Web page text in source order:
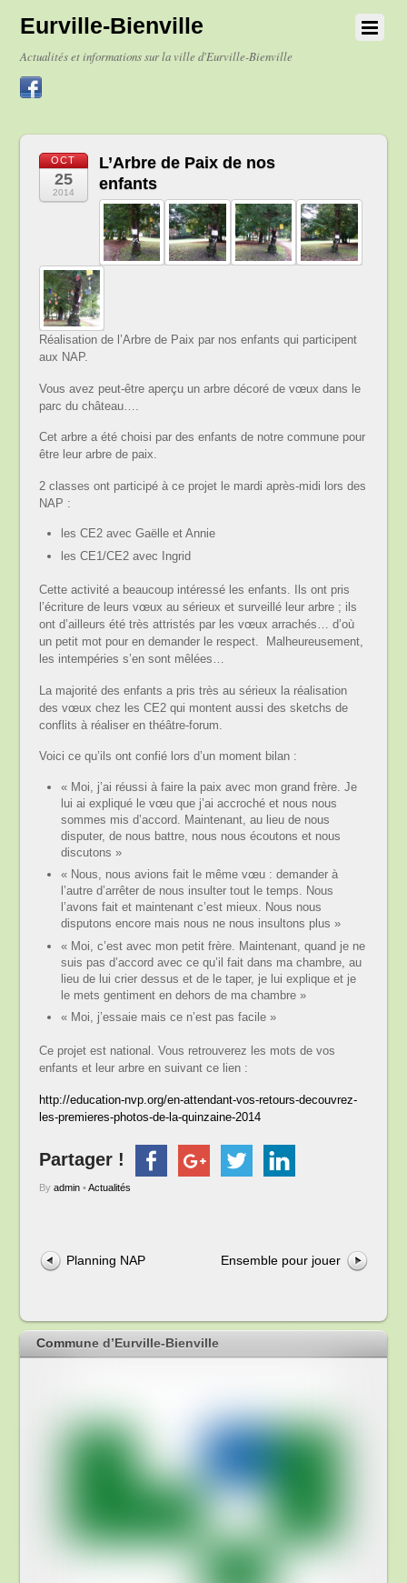
Eurville-Bienville
Actualités et informations sur la ville d'Eurville-Bienville
OCT
25
2014
L’Arbre de Paix de nos
enfants
Réalisation de l’Arbre de Paix par nos enfants qui participent
aux NAP.
Vous avez peut-être aperçu un arbre décoré de vœux dans le
parc du château….
Cet arbre a été choisi par des enfants de notre commune pour
être leur arbre de paix.
2 classes ont participé à ce projet le mardi après-midi lors des
NAP :
les CE2 avec Gaëlle et Annie
les CE1/CE2 avec Ingrid
Cette activité a beaucoup intéressé les enfants. Ils ont pris
l’écriture de leurs vœux au sérieux et surveillé leur arbre ; ils
ont d’ailleurs été très attristés par les vœux arrachés… d’où
un petit mot pour en demander le respect. Malheureusement,
les intempéries s’en sont mêlées…
La majorité des enfants a pris très au sérieux la réalisation
des vœux chez les CE2 qui montent aussi des sketchs de
conflits à réaliser en théâtre-forum.
Voici ce qu’ils ont confié lors d’un moment bilan :
« Moi, j’ai réussi à faire la paix avec mon grand frère. Je
lui ai expliqué le vœu que j’ai accroché et nous nous
sommes mis d’accord. Maintenant, au lieu de nous
disputer, de nous battre, nous nous écoutons et nous
discutons »
« Nous, nous avions fait le même vœu : demander à
l’autre d’arrêter de nous insulter tout le temps. Nous
l’avons fait et maintenant c’est mieux. Nous nous
disputons encore mais nous ne nous insultons plus »
« Moi, c’est avec mon petit frère. Maintenant, quand je ne
suis pas d’accord avec ce qu’il fait dans ma chambre, au
lieu de lui crier dessus et de le taper, je lui explique et je
le mets gentiment en dehors de ma chambre »
« Moi, j’essaie mais ce n’est pas facile »
Ce projet est national. Vous retrouverez les mots de vos
enfants et leur arbre en suivant ce lien :
http://education-nvp.org/en-attendant-vos-retours-decouvrez-
les-premieres-photos-de-la-quinzaine-2014
Partager !
By admin• Actualités
Planning NAP Ensemble pour jouer
Commune d’Eurville-Bienville